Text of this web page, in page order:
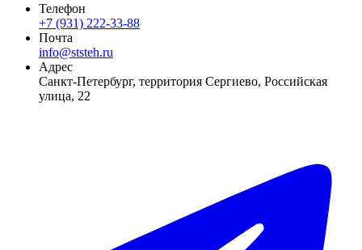
Телефон
+7 (931) 222-33-88
Почта
info@ststeh.ru
Адрес
Санкт-Петербург, территория Сергиево, Российская
улица, 22